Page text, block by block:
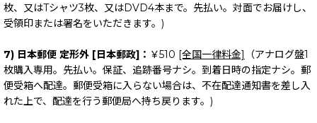
枚、又はTシャツ3枚、又はDVD4本まで。先払い。対面でお届けし、
受領印または署名をいただきます。)
7) 日本郵便 定形外 [日本郵政]： ￥510 [全国一律料金]
（アナログ盤1
枚購入専用。先払い。保証、追跡番号ナシ。到着日時の指定ナシ。郵
便受箱へ配達。郵便受箱に入らない場合は、不在配達通知書を差し入
れた上で、配達を行う郵便局へ持ち戻ります。)